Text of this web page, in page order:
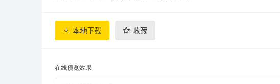
本地下载 收藏
在线预览效果